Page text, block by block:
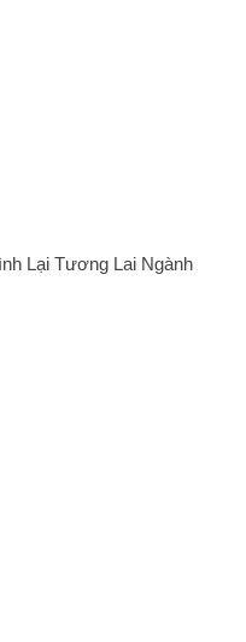
Lại Tương Lai Ngành